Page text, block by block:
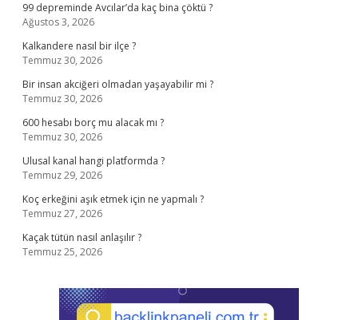
99 depreminde Avcılar’da kaç bina çöktü ?
Ağustos 3, 2026
Kalkandere nasıl bir ilçe ?
Temmuz 30, 2026
Bir insan akciğeri olmadan yaşayabilir mi ?
Temmuz 30, 2026
600 hesabı borç mu alacak mı ?
Temmuz 30, 2026
Ulusal kanal hangi platformda ?
Temmuz 29, 2026
Koç erkeğini aşık etmek için ne yapmalı ?
Temmuz 27, 2026
Kaçak tütün nasıl anlaşılır ?
Temmuz 25, 2026